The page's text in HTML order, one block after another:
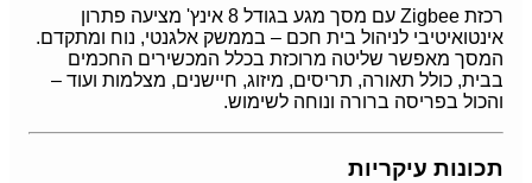
רכזת Zigbee עם מסך מגע בגודל 8 אינץ' מציעה פתרון
אינטואיטיבי לניהול בית חכם – בממשק אלגנטי, נוח ומתקדם.
המסך מאפשר שליטה מרוכזת בכלל המכשירים החכמים
בבית, כולל תאורה, תריסים, מיזוג, חיישנים, מצלמות ועוד –
והכול בפריסה ברורה ונוחה לשימוש.
תכונות עיקריות